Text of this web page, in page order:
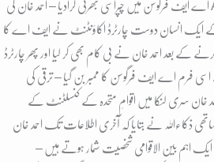
فرم Audit And Consultancy اے ایف فرگوسن میں چپراسی بھرتی کرادیا – احمد خان کی
کے ایک انسان دوست چارٹرڈ اکاؤنٹنٹ نے ایف اے کا
کے بعد احمد خان نے بی کام بھی کر لیا اور پھر چارٹرڈ
فرم اے ایف فرگوسن کا ممبر بن گیا – ترقی کی
سری لنکا میں اقوامِ متحدہ کے کنسلٹنٹ کے
ذکاءاللہ نے بتایا کہ آخری اطلاعات تک احمد خان
اہم بین الاقوامی شخصیت شمار ہوتے ہیں –